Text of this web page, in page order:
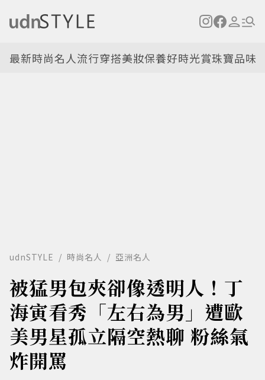
最新時尚名人流行穿搭美妝保養好時光賞珠寶品味
udnSTYLE 時尚名人 亞洲名人
被猛男包夾卻像透明人！丁
海寅看秀「左右為男」遭歐
美男星孤立隔空熱聊 粉絲氣
炸開罵